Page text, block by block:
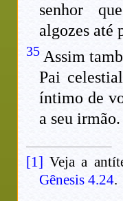
senhor
algozes até
35 Assim
Pai
íntimo de
a seu irmão.
[1] Veja a
Gênesis 4.24.